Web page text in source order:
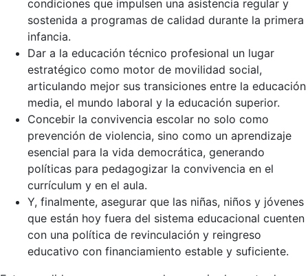
condiciones que impulsen una asistencia regular y
sostenida a programas de calidad durante la primera
infancia.
Dar a la educación técnico profesional un lugar
estratégico como motor de movilidad social,
articulando mejor sus transiciones entre la educación
media, el mundo laboral y la educación superior.
Concebir la convivencia escolar no solo como
prevención de violencia, sino como un aprendizaje
esencial para la vida democrática, generando
políticas para pedagogizar la convivencia en el
currículum y en el aula.
Y, finalmente, asegurar que las niñas, niños y jóvenes
que están hoy fuera del sistema educacional cuenten
con una política de revinculación y reingreso
educativo con financiamiento estable y suficiente.